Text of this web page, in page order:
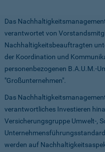
Das
verantwortet von
Nachhaltigkeitsbeauftragten
der Koordination und
personenbezogenen B.A.U.M.-
"Großunternehmen".
Das
verantwortliches Investieren
Versicherungsgruppe Umwelt-,
werden auf